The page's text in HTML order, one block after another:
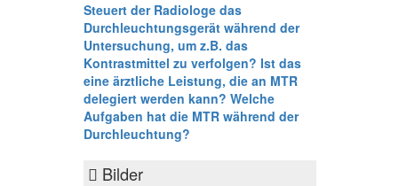
Steuert der Radiologe das
Durchleuchtungsgerät während der
Untersuchung, um z.B. das
Kontrastmittel zu verfolgen? Ist das
eine ärztliche Leistung, die an MTR
delegiert werden kann? Welche
Aufgaben hat die MTR während der
Durchleuchtung?
Bilder